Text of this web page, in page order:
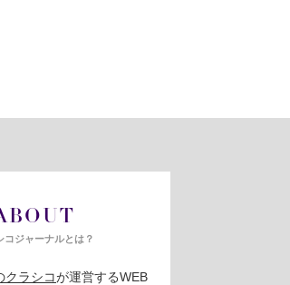
コジャーナルとは？
クラシコが運営するWEB